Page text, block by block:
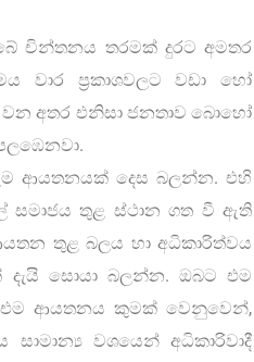
චින්තනය තරමක් දුරට අමතර
වාර ප්‍රකාශවලට වඩා හෝ
අතර එනිසා ජනතාව බොහෝ
ආයතනයක් දෙස බලන්න. එහි
සමාජය තුළ ස්ථාන ගත වී ඇති
තුළ බලය හා අධිකාරිත්වය
දැයි සොයා බලන්න. ඔබට එම
ආයතනය කුමක් වෙනුවෙන්,
වශයෙන් අධිකාරිවාදී